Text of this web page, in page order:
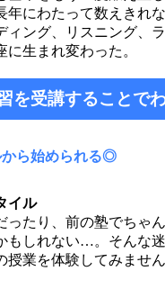
年にわたって数えきれ
ィング、リスニング、
に生まれ変わった。
を受講することで
から始められる◎
イル
ったり、前の塾でちゃ
もしれない…。そんな
授業を体験してみませ